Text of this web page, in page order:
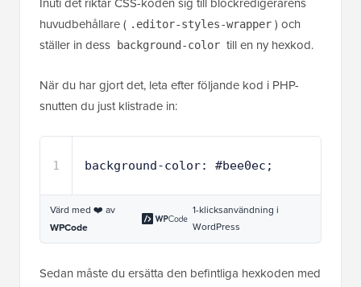
huvudbehållare ( .editor-styles-wrapper ) och
ställer in dess background-color till en ny hexkod.
När du har gjort det, leta efter följande kod i PHP-
snutten du just klistrade in:
1 background-color: #bee0ec;
Värd med ❤️ av
WPCode
1-klicksanvändning i
WordPress
Sedan måste du ersätta den befintliga hexkoden med